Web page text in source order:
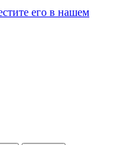
его в нашем